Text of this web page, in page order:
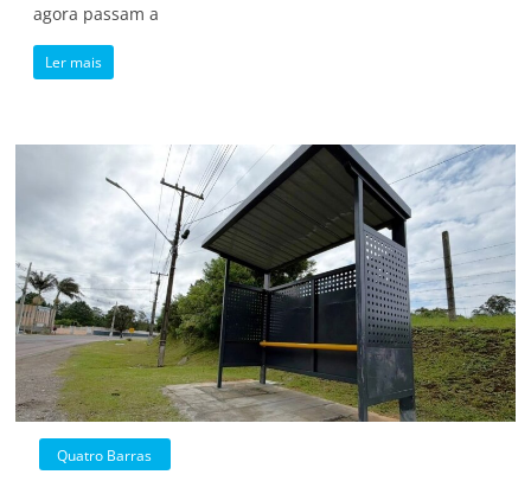
agora passam a
Ler mais
Quatro Barras